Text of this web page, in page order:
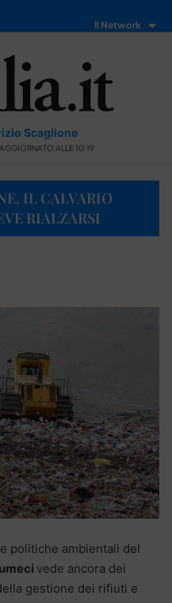
Il Network
Scaglione
ALLE 10:19
IL CALVARIO
RIALZARSI
politiche ambientali del
vede ancora dei
gestione dei rifiuti e